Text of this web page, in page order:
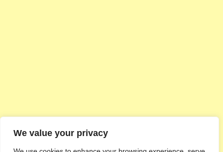
We value your privacy